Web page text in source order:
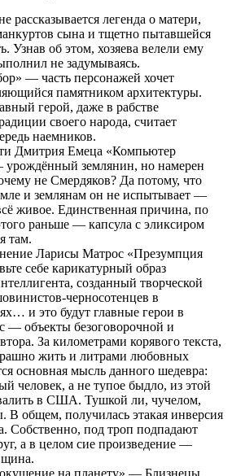
рассказывается легенда о матери,
сына и тщетно пытавшейся
Узнав об этом, хозяева велели ему
не задумываясь.
— часть персонажей хочет
памятником архитектуры.
герой, даже в рабстве
своего народа, считает
наемников.
Дмитрия Емеца «Компьютер
землянин, но намерен
не Смердяков? Да потому, что
и землянам он не испытывает —
живое. Единственная причина, по
раньше — капсула с эликсиром
там.
Ларисы Матрос «Презумпция
себе карикатурный образ
созданный творческой
черносотенцев в
и это будут главные герои в
— объекты безоговорочной и
За километрами корявого текста,
жить и литрами любовных
основная мысль данного шедевра:
человек, а не тупое быдло, из этой
в США. Тушкой ли, чучелом,
В общем, получилась этакая инверсия
Собственно, под троп подпадают
а в целом сие произведение —
на планету» — Близнецы